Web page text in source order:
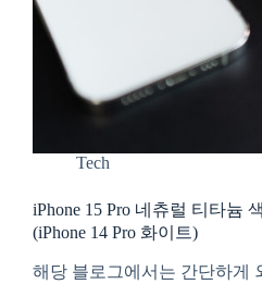
Tech
iPhone 15 Pro 네츄럴 티타늄
(iPhone 14 Pro 화이트)
해당 블로그에서는 간단하게